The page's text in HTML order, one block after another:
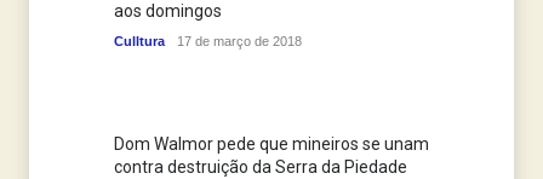
aos domingos
Culltura 17 de março de 2018
Dom Walmor pede que mineiros se unam
contra destruição da Serra da Piedade